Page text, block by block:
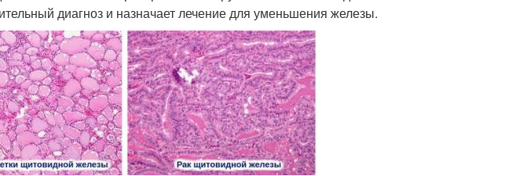
диагноз и назначает лечение для уменьшения железы.